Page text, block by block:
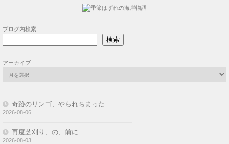
ブログ内検索
検索
アーカイブ
奇跡のリンゴ、やられちまった
2026-08-06
再度芝刈り、の、前に
2026-08-03